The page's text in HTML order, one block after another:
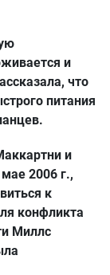
и
что
питания
и
2006 г.,
к
конфликта
Миллс